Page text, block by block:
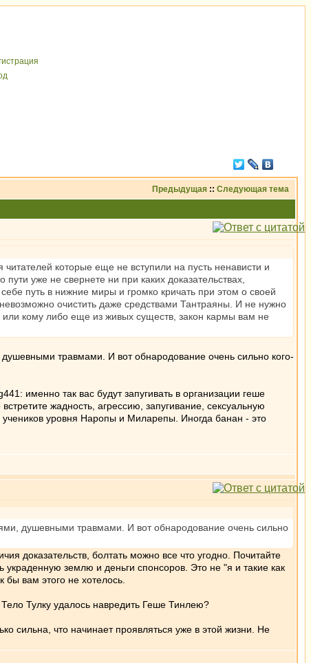
Предыдущая :: Следующая тема
которые еще не вступили на пусть ненависти и
уже не свернете ни при каких доказательствах,
путь в нижние миры и громко кричать при этом о своей
очистить даже средствами Тантраяны. И не нужно
кому либо еще из живых существ, закон кармы вам не
травмами. И вот обнародование очень сильно кого-
именно так вас будут запугивать в организации геше
жадность, агрессию, запугивание, сексуальную
уровня Наропы и Миларепы. Иногда банан - это
душевными травмами. И вот обнародование очень сильно
доказательств, болтать можно все что угодно. Почитайте
землю и деньги спонсоров. Это не "я и такие как
бы вам этого не хотелось.
Тулку удалось навредить Геше Тинлею?
сильна, что начинает проявляться уже в этой жизни. Не